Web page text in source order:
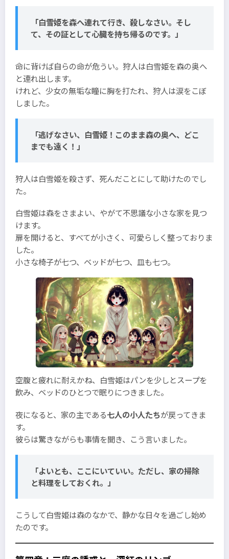
「白雪姫を森へ連れて行き、殺しなさい。そし
て、その証として心臓を持ち帰るのです。」
命に背けば自らの命が危うい。狩人は白雪姫を森の奥へ
と連れ出します。
けれど、少女の無垢な瞳に胸を打たれ、狩人は涙をこぼ
しました。
「逃げなさい、白雪姫！このまま森の奥へ、どこ
までも遠く！」
狩人は白雪姫を殺さず、死んだことにして助けたのでし
た。
白雪姫は森をさまよい、やがて不思議な小さな家を見つ
けます。
扉を開けると、すべてが小さく、可愛らしく整っておりま
した。
小さな椅子が七つ、ベッドが七つ、皿も七つ。
空腹と疲れに耐えかね、白雪姫はパンを少しとスープを
飲み、ベッドのひとつで眠りにつきました。
夜になると、家の主である七人の小人たちが戻ってきま
す。
彼らは驚きながらも事情を聞き、こう言いました。
「よいとも、ここにいていい。ただし、家の掃除
と料理をしておくれ。」
こうして白雪姫は森のなかで、静かな日々を過ごし始め
たのです。